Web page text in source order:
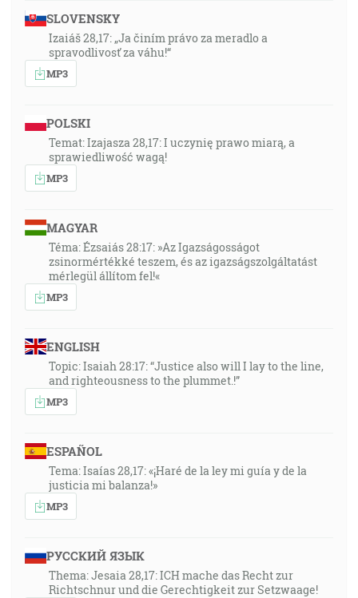
SLOVENSKY
Izaiáš 28,17: „Ja činím právo za meradlo a
spravodlivosť za váhu!“
MP3
POLSKI
Temat: Izajasza 28,17: I uczynię prawo miarą, a
sprawiedliwość wagą!
MP3
MAGYAR
Téma: Ézsaiás 28:17: »Az Igazságosságot
zsinormértékké teszem, és az igazságszolgáltatást
mérlegül állítom fel!«
MP3
ENGLISH
Topic: Isaiah 28:17: “Justice also will I lay to the line,
and righteousness to the plummet.!”
MP3
ESPAÑOL
Tema: Isaías 28,17: «¡Haré de la ley mi guía y de la
justicia mi balanza!»
MP3
РУССКИЙ ЯЗЫК
Thema: Jesaia 28,17: ICH mache das Recht zur
Richtschnur und die Gerechtigkeit zur Setzwaage!